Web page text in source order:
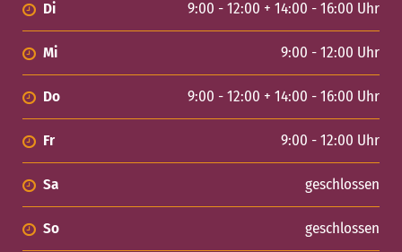
Di 9:00 - 12:00 + 14:00 - 16:00 Uhr
Mi 9:00 - 12:00 Uhr
Do 9:00 - 12:00 + 14:00 - 16:00 Uhr
Fr 9:00 - 12:00 Uhr
Sa geschlossen
So geschlossen